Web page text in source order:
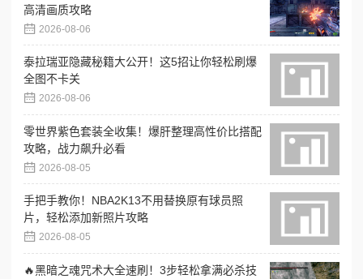
高清画质攻略
2026-08-06
泰拉瑞亚隐藏秘籍大公开！这5招让你轻松刷爆
全图不卡关
2026-08-06
零世界紫色套装全收集！爆肝整理高性价比搭配
攻略，战力飙升必看
2026-08-05
手把手教你！NBA2K13不用替换原有球员照
片，轻松添加新照片攻略
2026-08-05
🔥黑暗之魂咒术大全速刷！3步轻松拿满必杀技